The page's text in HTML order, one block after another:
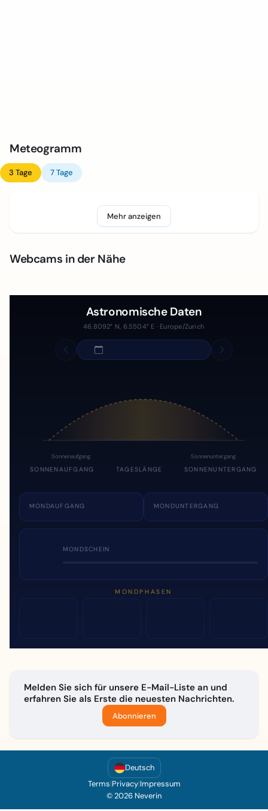
Meteogramm
3 Tage 7 Tage
Mehr anzeigen
Webcams in der Nähe
Astronomische Daten
46.8092° N, 6.5504° E · Europe/Zurich
Sonnenaufgang Sonnenuntergang
SONNENAUFGANG TAGESLÄNGE SONNENUNTERGANG
MONDAUFGANG MONDUNTERGANG
MONDSCHEIN
MONDPHASEN
Melden Sie sich für unsere E-Mail-Liste an und
erfahren Sie als Erste die neuesten Nachrichten.
Abonnieren
Deutsch
Terms|Privacy|Impressum
© 2026 Neverin